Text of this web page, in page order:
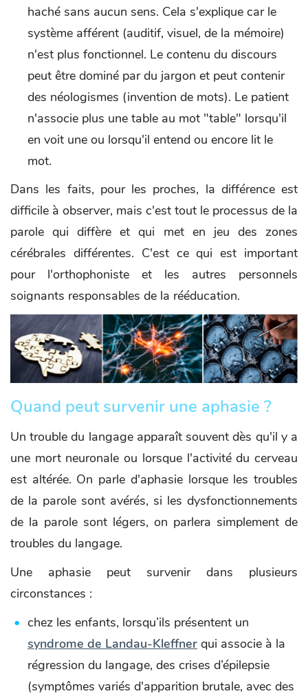
haché sans aucun sens. Cela s'explique car le
système afférent (auditif, visuel, de la mémoire)
n'est plus fonctionnel. Le contenu du discours
peut être dominé par du jargon et peut contenir
des néologismes (invention de mots). Le patient
n'associe plus une table au mot "table" lorsqu'il
en voit une ou lorsqu'il entend ou encore lit le
mot.
Dans les faits, pour les proches, la différence est
difficile à observer, mais c'est tout le processus de la
parole qui diffère et qui met en jeu des zones
cérébrales différentes. C'est ce qui est important
pour l'orthophoniste et les autres personnels
soignants responsables de la rééducation.
Quand peut survenir une aphasie ?
Un trouble du langage apparaît souvent dès qu'il y a
une mort neuronale ou lorsque l'activité du cerveau
est altérée. On parle d'aphasie lorsque les troubles
de la parole sont avérés, si les dysfonctionnements
de la parole sont légers, on parlera simplement de
troubles du langage.
Une aphasie peut survenir dans plusieurs
circonstances :
chez les enfants, lorsqu’ils présentent un
syndrome de Landau-Kleffner qui associe à la
régression du langage, des crises d’épilepsie
(symptômes variés d'apparition brutale, avec des